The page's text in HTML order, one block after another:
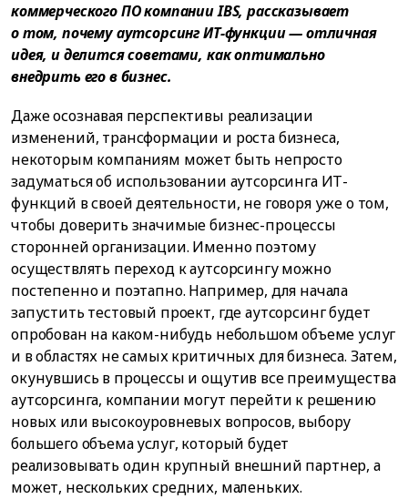
коммерческого ПО компании IBS, рассказывает
о том, почему аутсорсинг ИТ-функции — отличная
идея, и делится советами, как оптимально
внедрить его в бизнес.
Даже осознавая перспективы реализации
изменений, трансформации и роста бизнеса,
некоторым компаниям может быть непросто
задуматься об использовании аутсорсинга ИТ-
функций в своей деятельности, не говоря уже о том,
чтобы доверить значимые бизнес-процессы
сторонней организации. Именно поэтому
осуществлять переход к аутсорсингу можно
постепенно и поэтапно. Например, для начала
запустить тестовый проект, где аутсорсинг будет
опробован на каком-нибудь небольшом объеме услуг
и в областях не самых критичных для бизнеса. Затем,
окунувшись в процессы и ощутив все преимущества
аутсорсинга, компании могут перейти к решению
новых или высокоуровневых вопросов, выбору
большего объема услуг, который будет
реализовывать один крупный внешний партнер, а
может, нескольких средних, маленьких.